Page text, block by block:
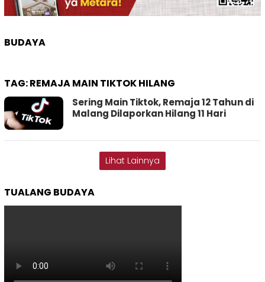
BUDAYA
TAG:REMAJA MAIN TIKTOK HILANG
Sering Main Tiktok, Remaja 12 Tahun di
Malang Dilaporkan Hilang 11 Hari
Lihat Lainnya
TUALANG BUDAYA